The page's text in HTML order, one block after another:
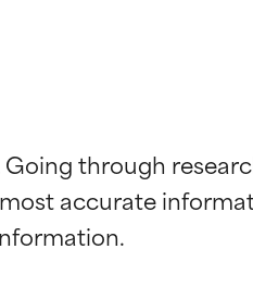
through
accurate